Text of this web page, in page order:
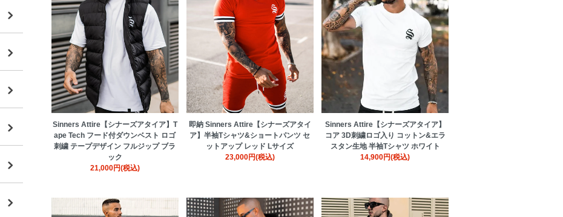
Sinners Attire【シナーズアタイア】T
ape Tech フード付ダウンベスト ロゴ
刺繍 テープデザイン フルジップ ブラ
ック
21,000円(税込)
即納 Sinners Attire【シナーズアタイ
ア】半袖Tシャツ&ショートパンツ セ
ットアップ レッド Lサイズ
23,000円(税込)
Sinners Attire【シナーズアタイア】
コア 3D刺繍ロゴ入り コットン&エラ
スタン生地 半袖Tシャツ ホワイト
14,900円(税込)